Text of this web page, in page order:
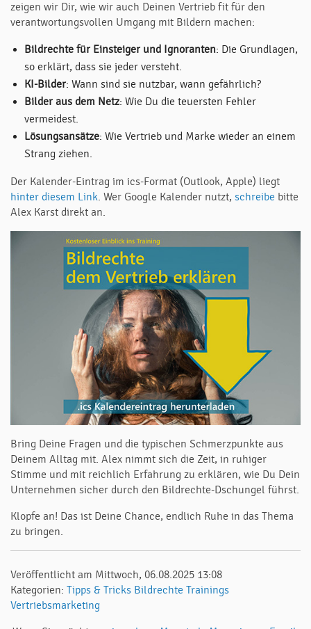
zeigen wir Dir, wie wir auch Deinen Vertrieb fit für den
verantwortungsvollen Umgang mit Bildern machen:
Bildrechte für Einsteiger und Ignoranten: Die Grundlagen,
so erklärt, dass sie jeder versteht.
KI-Bilder: Wann sind sie nutzbar, wann gefährlich?
Bilder aus dem Netz: Wie Du die teuersten Fehler
vermeidest.
Lösungsansätze: Wie Vertrieb und Marke wieder an einem
Strang ziehen.
Der Kalender-Eintrag im ics-Format (Outlook, Apple) liegt
hinter diesem Link. Wer Google Kalender nutzt, schreibe bitte
Alex Karst direkt an.
Bring Deine Fragen und die typischen Schmerzpunkte aus
Deinem Alltag mit. Alex nimmt sich die Zeit, in ruhiger
Stimme und mit reichlich Erfahrung zu erklären, wie Du Dein
Unternehmen sicher durch den Bildrechte-Dschungel führst.
Klopfe an! Das ist Deine Chance, endlich Ruhe in das Thema
zu bringen.
Veröffentlicht am Mittwoch, 06.08.2025 13:08
Kategorien: Tipps & Tricks Bildrechte Trainings
Vertriebsmarketing